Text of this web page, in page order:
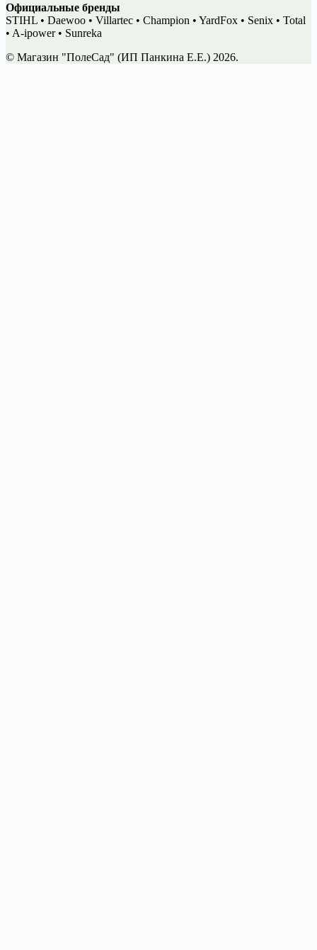
Официальные бренды
STIHL • Daewoo • Villartec • Champion • YardFox • Senix • Total
• A-ipower • Sunreka
© Магазин "ПолеСад" (ИП Панкина Е.Е.) 2026.